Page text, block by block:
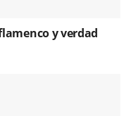
y verdad